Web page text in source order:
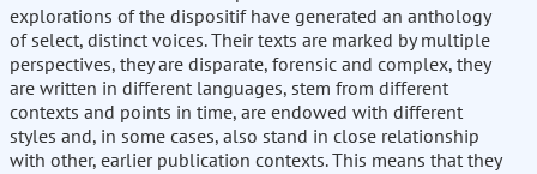
explorations of the dispositif have generated an anthology
of select, distinct voices. Their texts are marked by multiple
perspectives, they are disparate, forensic and complex, they
are written in different languages, stem from different
contexts and points in time, are endowed with different
styles and, in some cases, also stand in close relationship
with other, earlier publication contexts. This means that they